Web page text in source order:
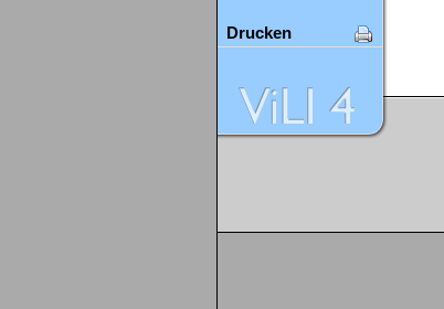
Drucken